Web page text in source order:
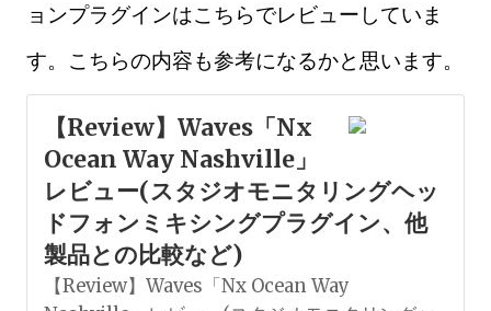
ョンプラグインはこちらでレビューしていま
す。こちらの内容も参考になるかと思います。
【Review】Waves「Nx
Ocean Way Nashville」
レビュー(スタジオモニタリングヘッ
ドフォンミキシングプラグイン、他
製品との比較など)
【Review】Waves「Nx Ocean Way